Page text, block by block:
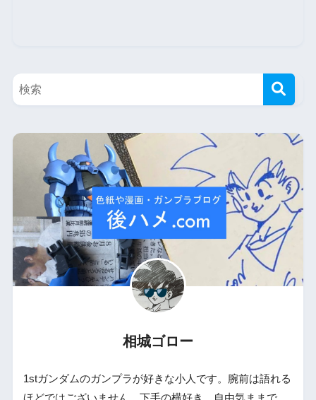
相城ゴロー
1stガンダムのガンプラが好きな小人です。腕前は語れる
ほどではございません。下手の横好き、自由気ままで